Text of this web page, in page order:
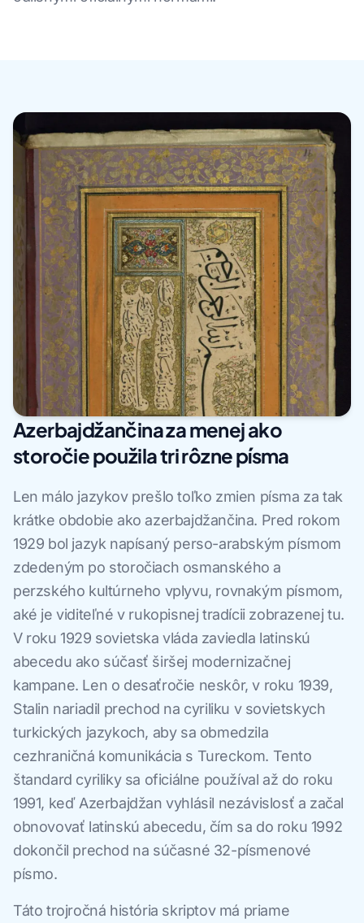
Azerbajdžančina za menej ako
storočie použila tri rôzne písma
Len málo jazykov prešlo toľko zmien písma za tak
krátke obdobie ako azerbajdžančina. Pred rokom
1929 bol jazyk napísaný perso-arabským písmom
zdedeným po storočiach osmanského a
perzského kultúrneho vplyvu, rovnakým písmom,
aké je viditeľné v rukopisnej tradícii zobrazenej tu.
V roku 1929 sovietska vláda zaviedla latinskú
abecedu ako súčasť širšej modernizačnej
kampane. Len o desaťročie neskôr, v roku 1939,
Stalin nariadil prechod na cyriliku v sovietskych
turkických jazykoch, aby sa obmedzila
cezhraničná komunikácia s Tureckom. Tento
štandard cyriliky sa oficiálne používal až do roku
1991, keď Azerbajdžan vyhlásil nezávislosť a začal
obnovovať latinskú abecedu, čím sa do roku 1992
dokončil prechod na súčasné 32-písmenové
písmo.
Táto trojročná história skriptov má priame